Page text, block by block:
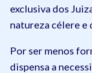
exclusiva dos
natureza célere e
Por ser menos
dispensa a